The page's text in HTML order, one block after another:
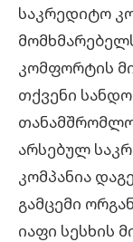
საკრედიტო
კომფორტის
თქვენი
არსებულ
კომპანია
გამცემი
იაფი სესხის